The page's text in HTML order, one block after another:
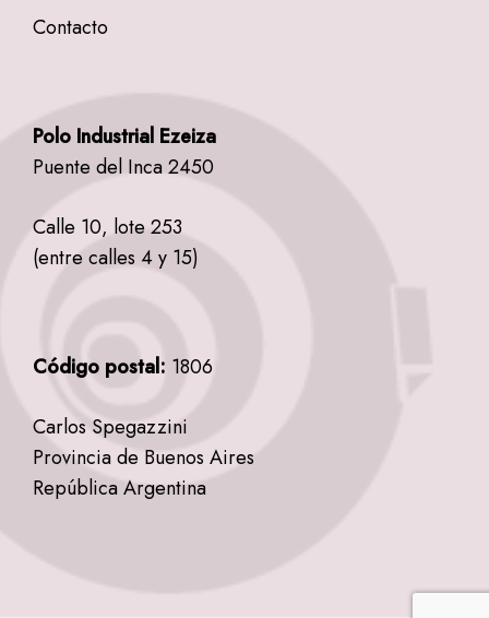
Contacto
Polo Industrial Ezeiza
Puente del Inca 2450
Calle 10, lote 253
(entre calles 4 y 15)
Código postal: 1806
Carlos Spegazzini
Provincia de Buenos Aires
República Argentina